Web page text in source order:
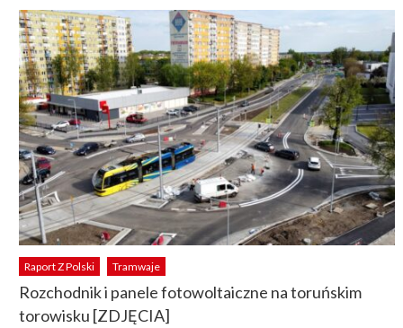
Raport Z Polski Tramwaje
Rozchodnik i panele fotowoltaiczne na toruńskim
torowisku [ZDJĘCIA]